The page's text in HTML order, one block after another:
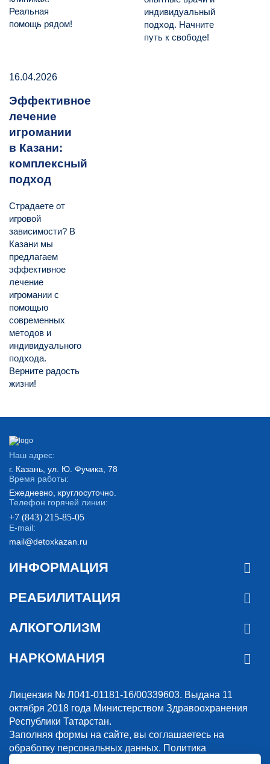
Реальная
помощь рядом!
индивидуальный
подход. Начните
путь к свободе!
16.04.2026
Эффективное
лечение
игромании
в Казани:
комплексный
подход
Страдаете от
игровой
зависимости? В
Казани мы
предлагаем
эффективное
лечение
игромании с
помощью
современных
методов и
индивидуального
подхода.
Верните радость
жизни!
Наш адрес:
г. Казань, ул. Ю. Фучика, 78
Время работы:
Ежедневно, круглосуточно.
Телефон горячей линии:
+7 (843) 215-85-05
E-mail:
mail@detoxkazan.ru
ИНФОРМАЦИЯ
РЕАБИЛИТАЦИЯ
АЛКОГОЛИЗМ
НАРКОМАНИЯ
Лицензия № Л041-01181-16/00339603. Выдана 11
октября 2018 года Министерством Здравоохранения
Республики Татарстан.
Заполняя формы на сайте, вы соглашаетесь на
обработку персональных данных. Политика